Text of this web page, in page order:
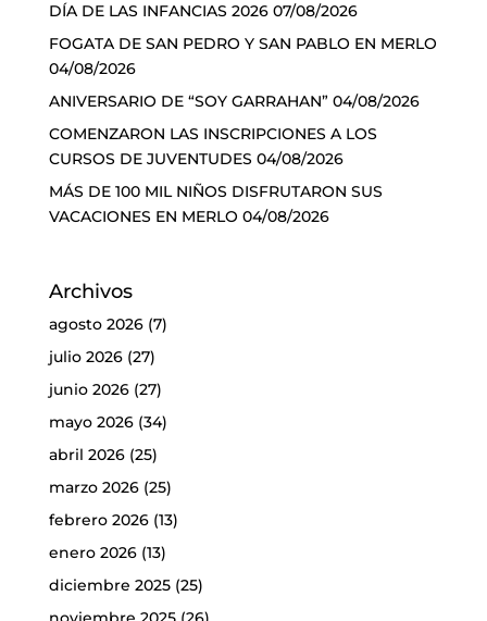
DÍA DE LAS INFANCIAS 2026 07/08/2026
FOGATA DE SAN PEDRO Y SAN PABLO EN MERLO
04/08/2026
ANIVERSARIO DE “SOY GARRAHAN” 04/08/2026
COMENZARON LAS INSCRIPCIONES A LOS
CURSOS DE JUVENTUDES 04/08/2026
MÁS DE 100 MIL NIÑOS DISFRUTARON SUS
VACACIONES EN MERLO 04/08/2026
Archivos
agosto 2026(7)
julio 2026(27)
junio 2026(27)
mayo 2026(34)
abril 2026(25)
marzo 2026(25)
febrero 2026(13)
enero 2026(13)
diciembre 2025(25)